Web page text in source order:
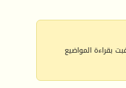
بقراءة المواضيع